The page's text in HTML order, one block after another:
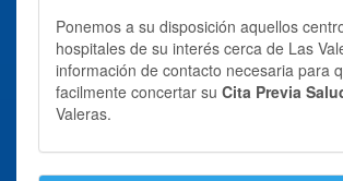
Ponemos a su disposición aquellos
hospitales de su interés cerca de Las
información de contacto necesaria para
facilmente concertar su Cita Previa
Valeras.